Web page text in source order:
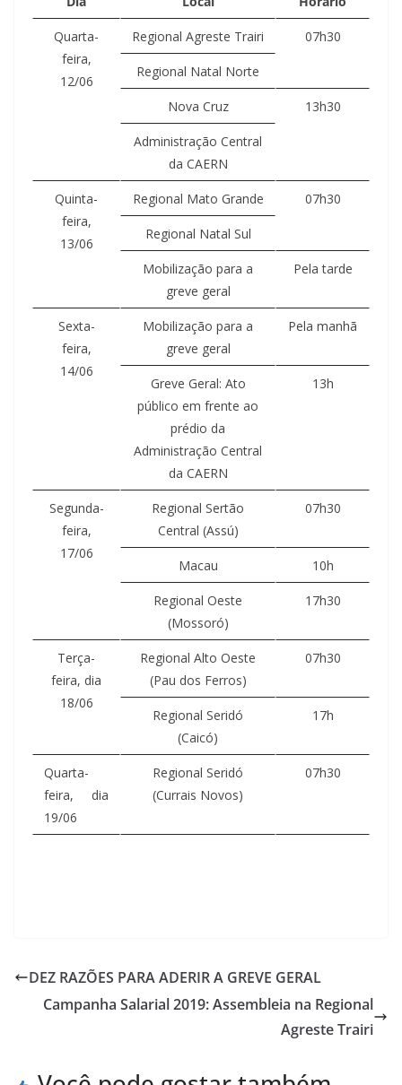
Quarta-
feira,
12/06
Regional Agreste Trairi 07h30
Regional Natal Norte
Nova Cruz 13h30
Administração Central
da CAERN
Quinta-
feira,
13/06
Regional Mato Grande 07h30
Regional Natal Sul
Mobilização para a
greve geral
Pela tarde
Sexta-
feira,
14/06
Mobilização para a
greve geral
Pela manhã
Greve Geral: Ato
público em frente ao
prédio da
Administração Central
da CAERN
13h
Segunda-
feira,
17/06
Regional Sertão
Central (Assú)
07h30
Macau 10h
Regional Oeste
(Mossoró)
17h30
Terça-
feira, dia
18/06
Regional Alto Oeste
(Pau dos Ferros)
07h30
Regional Seridó
(Caicó)
17h
Quarta-
feira, dia
19/06
Regional Seridó
(Currais Novos)
07h30
DEZ RAZÕES PARA ADERIR A GREVE GERAL
Campanha Salarial 2019: Assembleia na Regional
Agreste Trairi